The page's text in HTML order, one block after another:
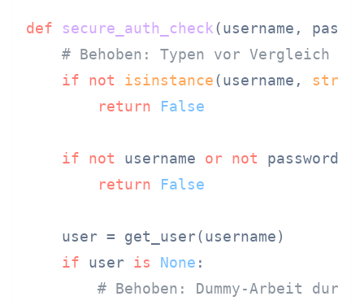
def secure_auth_check(username,
# Behoben: Typen vor Vergleich
if
not isinstance(username, str
return
False
if not username or not password:
return
False
    user = get_user(username)
if user is None :
# Behoben: Dummy-Arbeit